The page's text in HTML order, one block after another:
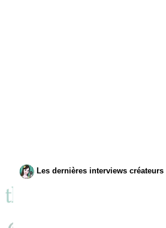
Les dernières interviews créateurs